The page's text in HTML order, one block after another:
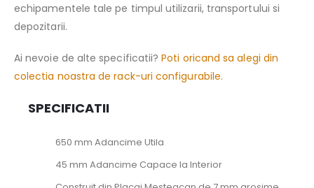
echipamentele tale pe timpul utilizarii, transportului si
depozitarii.
Ai nevoie de alte specificatii?Poti oricand sa alegi din
colectia noastra de rack-uri configurabile.
SPECIFICATII
650 mm Adancime Utila
45 mm Adancime Capace la Interior